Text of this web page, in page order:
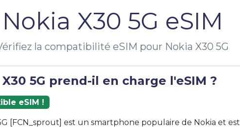
Nokia X30 5G eSIM
la compatibilité eSIM pour Nokia X30 5G
5G prend-il en charge l'eSIM ?
eSIM !
[FCN_sprout] est un smartphone populaire de Nokia et est